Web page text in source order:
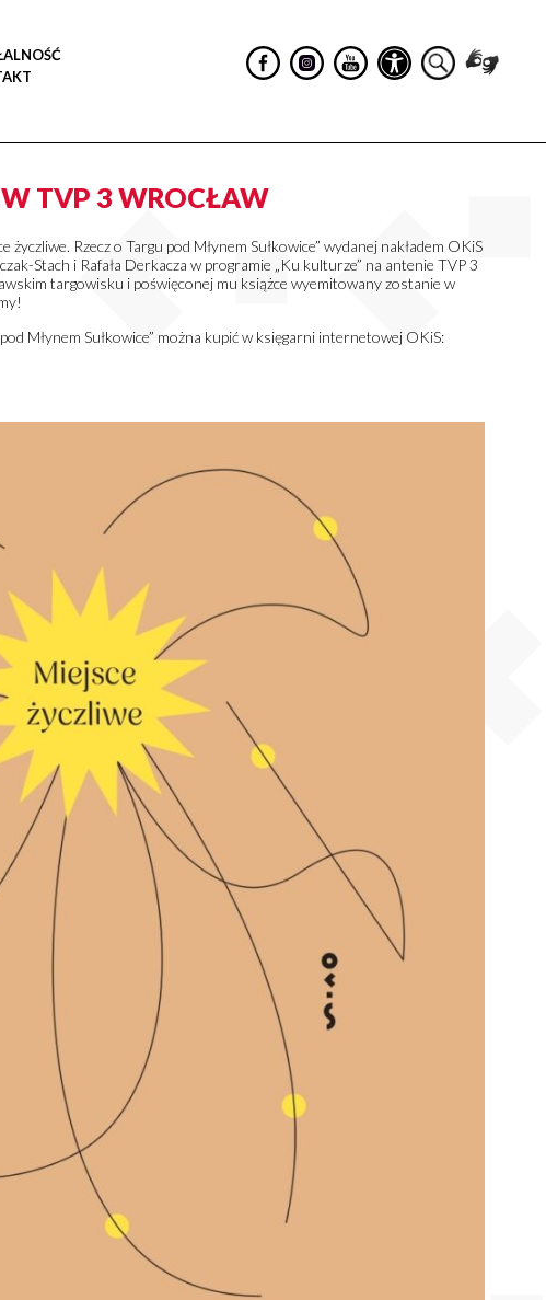
TVP 3 WROCŁAW
Rzecz o Targu pod Młynem Sułkowice” wydanej nakładem OKiS
Stach i Rafała Derkacza w programie „Ku kulturze” na antenie TVP 3
targowisku i poświęconej mu książce wyemitowany zostanie w
Młynem Sułkowice” można kupić w księgarni internetowej OKiS: